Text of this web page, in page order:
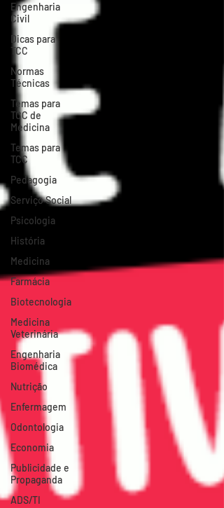
Engenharia
Civil
Dicas para
TCC
Normas
Técnicas
Temas para
TCC de
Medicina
Temas para
TCC
Pedagogia
Serviço Social
Psicologia
História
Medicina
Farmácia
Biotecnologia
Medicina
Veterinária
Engenharia
Biomédica
Nutrição
Enfermagem
Odontologia
Economia
Publicidade e
Propaganda
ADS/TI